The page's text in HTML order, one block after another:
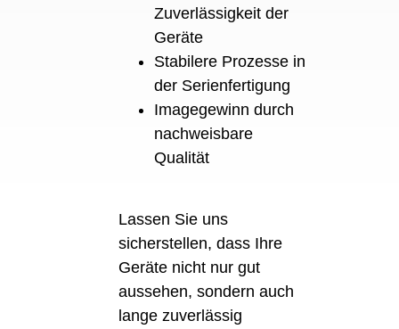
Zuverlässigkeit der
Geräte
Stabilere Prozesse in
der Serienfertigung
Imagegewinn durch
nachweisbare
Qualität
Lassen Sie uns
sicherstellen, dass Ihre
Geräte nicht nur gut
aussehen, sondern auch
lange zuverlässig